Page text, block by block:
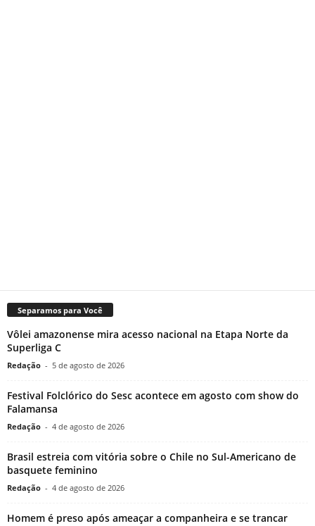
Separamos para Você
Vôlei amazonense mira acesso nacional na Etapa Norte da
Superliga C
Redação - 5 de agosto de 2026
Festival Folclórico do Sesc acontece em agosto com show do
Falamansa
Redação - 4 de agosto de 2026
Brasil estreia com vitória sobre o Chile no Sul-Americano de
basquete feminino
Redação - 4 de agosto de 2026
Homem é preso após ameaçar a companheira e se trancar